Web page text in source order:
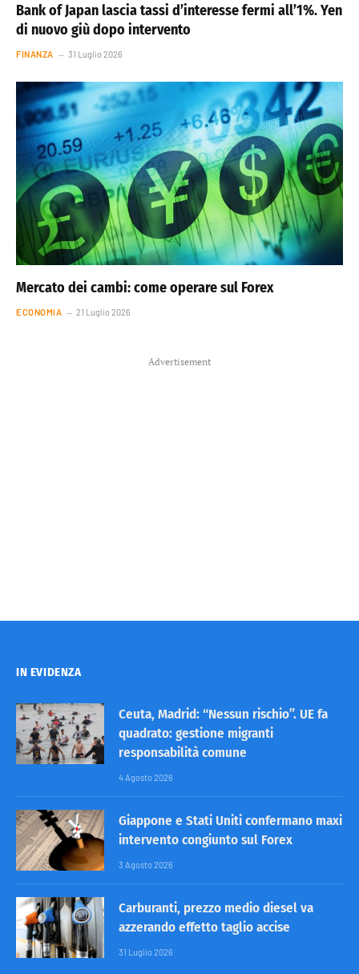
Bank of Japan lascia tassi d’interesse fermi all’1%. Yen
di nuovo giù dopo intervento
FINANZA 31 Luglio 2026
Mercato dei cambi: come operare sul Forex
ECONOMIA 21 Luglio 2026
Advertisement
IN EVIDENZA
Ceuta, Madrid: “Nessun rischio”. UE fa
quadrato: gestione migranti
responsabilità comune
4 Agosto 2026
Giappone e Stati Uniti confermano maxi
intervento congiunto sul Forex
3 Agosto 2026
Carburanti, prezzo medio diesel va
azzerando effetto taglio accise
31 Luglio 2026